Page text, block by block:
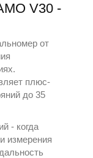
V30 -
от
плюс-
до 35
- когда
измерения